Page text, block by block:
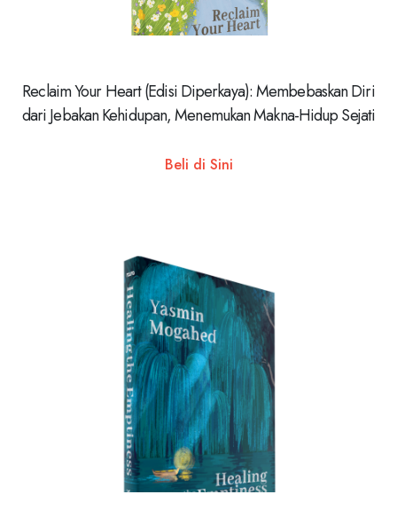
Reclaim Your Heart (Edisi Diperkaya): Membebaskan Diri
dari Jebakan Kehidupan, Menemukan Makna-Hidup Sejati
Beli di Sini